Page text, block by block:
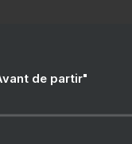
de partir"